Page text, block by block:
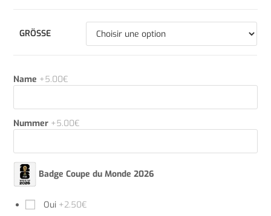
GRÖSSE
Name +5.00€
Nummer +5.00€
Badge Coupe du Monde 2026
Oui +2.50€